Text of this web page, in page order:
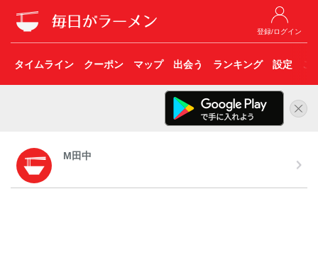
登録/ログイン
タイムライン クーポン マップ 出会う ランキング 設定 こ
M田中